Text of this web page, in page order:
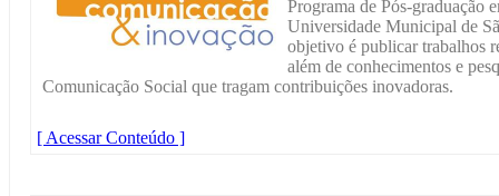
Programa de Pós-graduação
Universidade Municipal de
objetivo é publicar trabalhos
além de conhecimentos e
Comunicação Social que tragam contribuições inovadoras.
[ Acessar Conteúdo ]